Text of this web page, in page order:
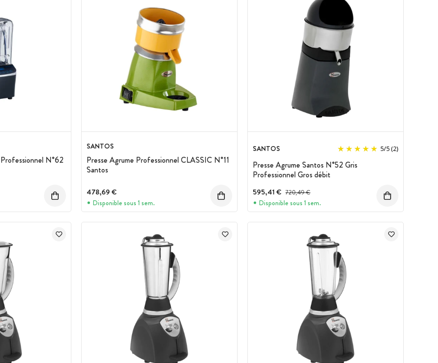
N°62
SANTOS
Presse Agrume Professionnel CLASSIC N°11
Santos
478,69 €
Disponible sous 1 sem.
SANTOS 5/5(2)
Presse Agrume Santos N°52 Gris
Professionnel Gros débit
595,41 € Prix avant réduction :
720,49 €
Disponible sous 1 sem.